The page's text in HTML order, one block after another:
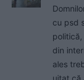
cu psd
din
ales
uitat că